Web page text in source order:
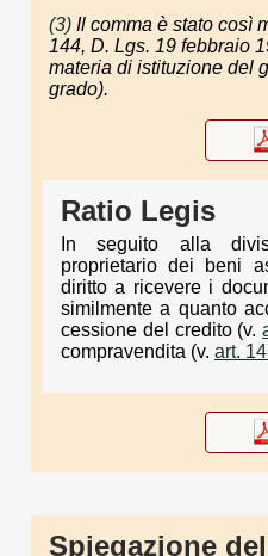
(3) Il comma è stato così
144, D. Lgs. 19 febbraio
materia di istituzione del
grado).
Ratio Legis
In seguito alla
proprietario dei beni
diritto a ricevere i
similmente a quanto
cessione del credito (v.
compravendita (v. art.
Spiegazione